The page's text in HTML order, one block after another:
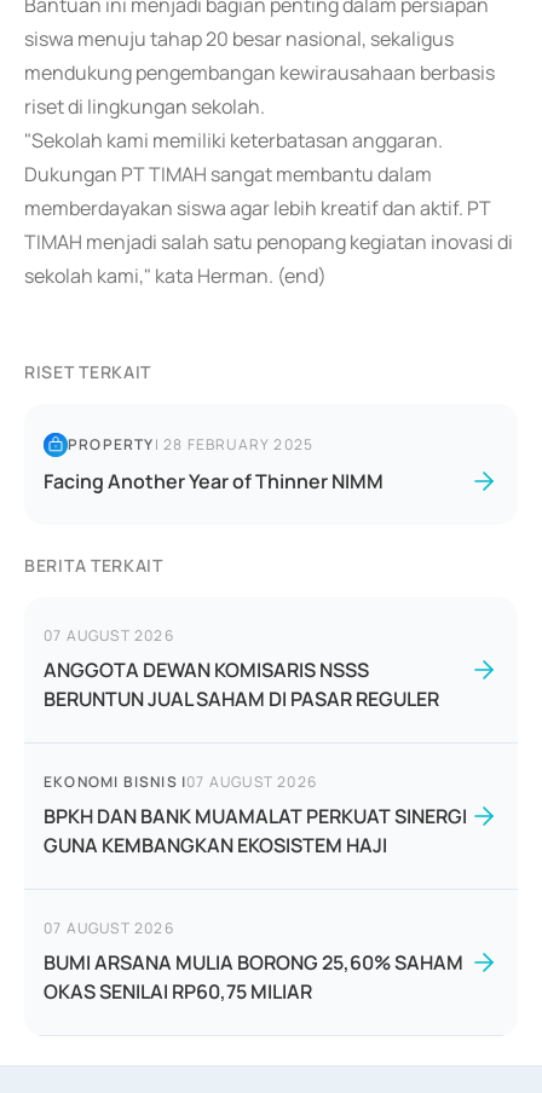
siswa menuju tahap 20 besar nasional, sekaligus
mendukung pengembangan kewirausahaan berbasis
riset di lingkungan sekolah.
"Sekolah kami memiliki keterbatasan anggaran.
Dukungan PT TIMAH sangat membantu dalam
memberdayakan siswa agar lebih kreatif dan aktif. PT
TIMAH menjadi salah satu penopang kegiatan inovasi di
sekolah kami," kata Herman. (end)
RISET TERKAIT
PROPERTY|28 FEBRUARY 2025
Facing Another Year of Thinner NIMM
BERITA TERKAIT
07 AUGUST 2026
ANGGOTA DEWAN KOMISARIS NSSS
BERUNTUN JUAL SAHAM DI PASAR REGULER
EKONOMI BISNIS |07 AUGUST 2026
BPKH DAN BANK MUAMALAT PERKUAT SINERGI
GUNA KEMBANGKAN EKOSISTEM HAJI
07 AUGUST 2026
BUMI ARSANA MULIA BORONG 25,60% SAHAM
OKAS SENILAI RP60,75 MILIAR